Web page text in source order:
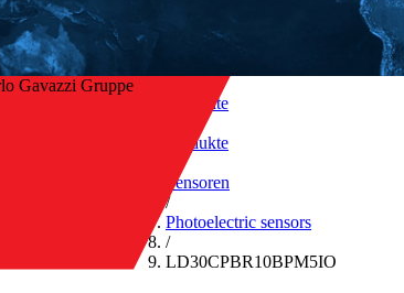
Gavazzi Gruppe
Startseite
Produkte
Sensoren
/
Photoelectric sensors
/
LD30CPBR10BPM5IO